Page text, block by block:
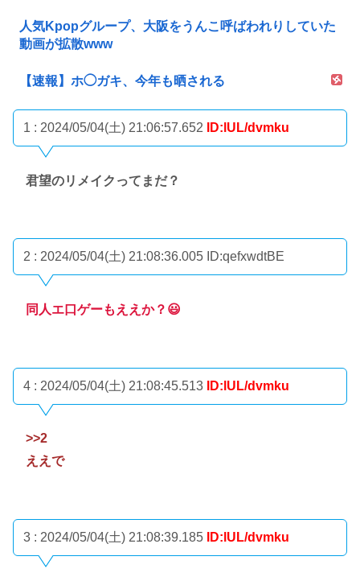
人気Kpopグループ、大阪をうんこ呼ばわれりしていた
動画が拡散www
【速報】ホ◯ガキ、今年も晒される
1 : 2024/05/04(土) 21:06:57.652 ID:lUL/dvmku
君望のリメイクってまだ？
2 : 2024/05/04(土) 21:08:36.005 ID:qefxwdtBE
同人エ口ゲーもええか？😃
4 : 2024/05/04(土) 21:08:45.513 ID:lUL/dvmku
>>2
ええで
3 : 2024/05/04(土) 21:08:39.185 ID:lUL/dvmku